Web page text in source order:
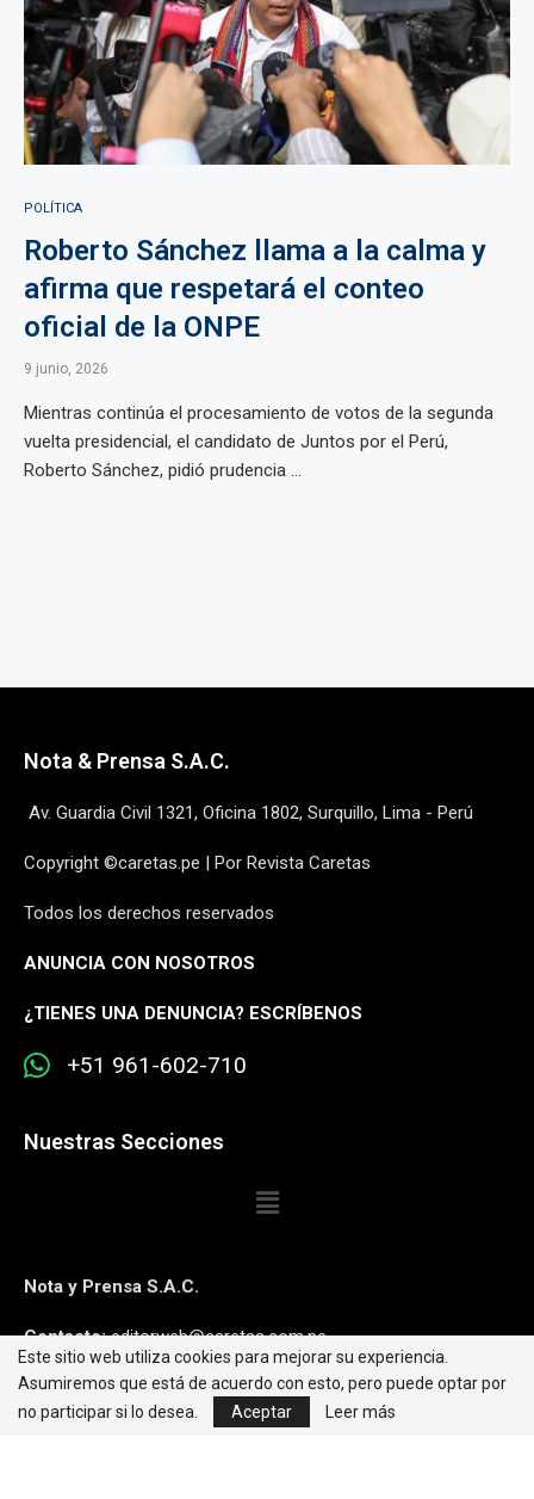
POLÍTICA
Roberto Sánchez llama a la calma y
afirma que respetará el conteo
oficial de la ONPE
9 junio, 2026
Mientras continúa el procesamiento de votos de la segunda
vuelta presidencial, el candidato de Juntos por el Perú,
Roberto Sánchez, pidió prudencia ...
Nota & Prensa S.A.C.
Av. Guardia Civil 1321, Oficina 1802, Surquillo, Lima - Perú
Copyright ©caretas.pe | Por Revista Caretas
Todos los derechos reservados
ANUNCIA CON NOSOTROS
¿TIENES UNA DENUNCIA? ESCRÍBENOS
+51 961-602-710
Nuestras Secciones
Nota y Prensa S.A.C.
Contacto:editorweb@caretas.com.pe
Síguenos:
Este sitio web utiliza cookies para mejorar su experiencia.
Asumiremos que está de acuerdo con esto, pero puede optar por
no participar si lo desea.
Aceptar Leer más